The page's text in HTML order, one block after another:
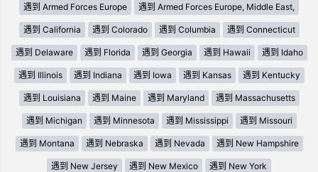
遇到 Armed Forces Europe 遇到 Armed Forces Europe, Middle East,
遇到 California 遇到 Colorado 遇到 Columbia 遇到 Connecticut
遇到 Delaware 遇到 Florida 遇到 Georgia 遇到 Hawaii 遇到 Idaho
遇到 Illinois 遇到 Indiana 遇到 Iowa 遇到 Kansas 遇到 Kentucky
遇到 Louisiana 遇到 Maine 遇到 Maryland 遇到 Massachusetts
遇到 Michigan 遇到 Minnesota 遇到 Mississippi 遇到 Missouri
遇到 Montana 遇到 Nebraska 遇到 Nevada 遇到 New Hampshire
遇到 New Jersey 遇到 New Mexico 遇到 New York